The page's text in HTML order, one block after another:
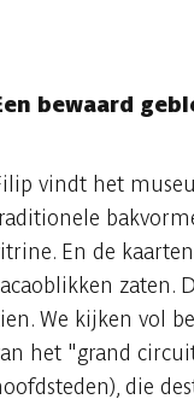
bewaard
vindt het
En de
zaten.
We kijken vol
het "grand
die